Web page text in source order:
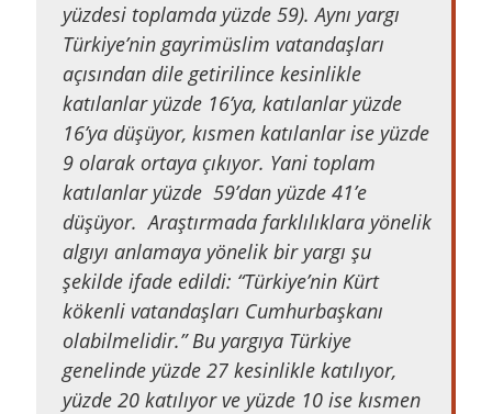
yüzdesi toplamda yüzde 59). Aynı yargı
Türkiye’nin gayrimüslim vatandaşları
açısından dile getirilince kesinlikle
katılanlar yüzde 16’ya, katılanlar yüzde
16’ya düşüyor, kısmen katılanlar ise yüzde
9 olarak ortaya çıkıyor. Yani toplam
katılanlar yüzde 59’dan yüzde 41’e
düşüyor. Araştırmada farklılıklara yönelik
algıyı anlamaya yönelik bir yargı şu
şekilde ifade edildi: “Türkiye’nin Kürt
kökenli vatandaşları Cumhurbaşkanı
olabilmelidir.” Bu yargıya Türkiye
genelinde yüzde 27 kesinlikle katılıyor,
yüzde 20 katılıyor ve yüzde 10 ise kısmen